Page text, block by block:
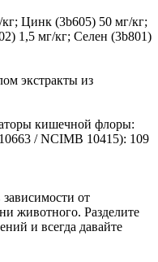
Цинк (3b605) 50 мг/кг;
1,5 мг/кг; Селен (3b801)
экстракты из
кишечной флоры:
/ NCIMB 10415): 109
от
животного. Разделите
и всегда давайте